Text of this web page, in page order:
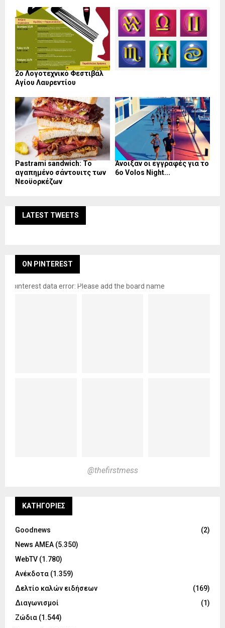
2ο Λογοτεχνικό Φεστιβάλ
Αγίου Λαυρεντίου
Pastrami sandwich: Το
αγαπημένο σάντουιτς των
Νεοϋορκέζων
Άνοιξαν οι εγγραφές για το
6ο Volos Night...
LATEST TWEETS
ON PINTEREST
pinterest data error: Please add the board name
@thefirstmess
KΑΤΗΓΟΡΊΕΣ
Goodnews
(2)
News ΑΜΕΑ (5.350)
WebTV (1.780)
Ανέκδοτα (1.359)
Δελτίο καλών ειδήσεων
(169)
Διαγωνισμοί
(1)
Ζώδια (1.544)